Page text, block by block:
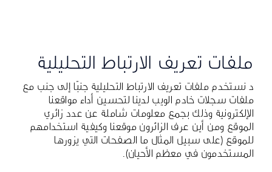
ملفات تعريف الارتباط التحليلية
د نستخدم ملفات تعريف الارتباط التحليلية جنبًا إلى جنب مع
ملفات سجلات خادم الويب لدينا لتحسين أداء مواقعنا
الإلكترونية وذلك بجمع معلومات شاملة عن عدد زائري
الموقع ومن أين عرف الزائرون موقعنا وكيفية استخدامهم
للموقع (على سبيل المثال ما الصفحات التي يزورها
المستخدمون في معظم الأحيان).